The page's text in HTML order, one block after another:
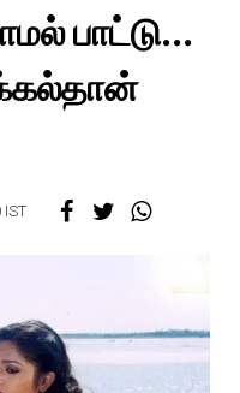
பாட்டு...
IST